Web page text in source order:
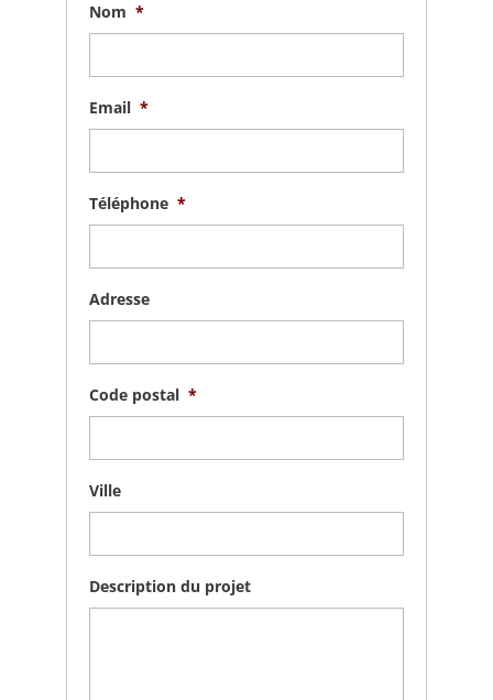
Nom *
Email *
Téléphone *
Adresse
Code postal *
Ville
Description du projet